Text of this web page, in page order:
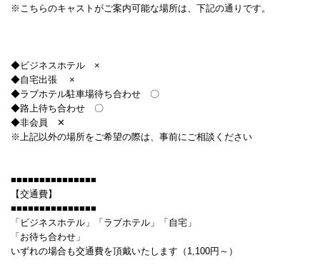
※こちらのキャストがご案内可能な場所は、下記の通りです。
◆ビジネスホテル ×
◆自宅出張 ×
◆ラブホテル駐車場待ち合わせ 〇
◆路上待ち合わせ 〇
◆非会員 ✕
※上記以外の場所をご希望の際は、事前にご相談ください
■■■■■■■■■■■■■■■
【交通費】
■■■■■■■■■■■■■■■
「ビジネスホテル」「ラブホテル」「自宅」
「お待ち合わせ」
いずれの場合も交通費を頂戴いたします（1,100円～）